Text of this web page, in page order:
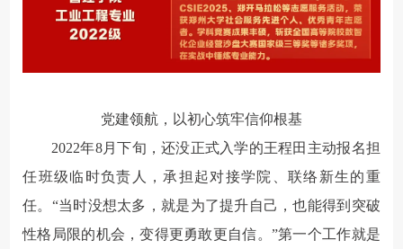
党建领航，以初心筑牢信仰根基
2022年8月下旬，还没正式入学的王程田主动报名担
任班级临时负责人，承担起对接学院、联络新生的重
任。 “当时没想太多，就是为了提升自己，也能得到突破
性格局限的机会，变得更勇敢更自信。”第一个工作就是